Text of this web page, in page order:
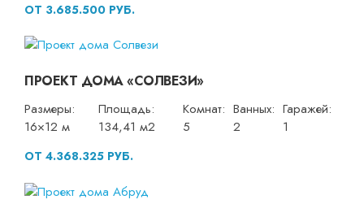
ОТ 3.685.500 РУБ.
ПРОЕКТ ДОМА «СОЛВЕЗИ»
Размеры:
16×12 м
Площадь:
134,41 м2
Комнат:
5
Ванных:
2
Гаражей:
1
ОТ 4.368.325 РУБ.